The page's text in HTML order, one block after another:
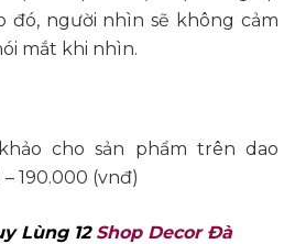
đó, người nhìn sẽ không cảm
mắt khi nhìn.
cho sản phẩm trên dao
190.000 (vnđ)
Lùng 12 Shop Decor Đà